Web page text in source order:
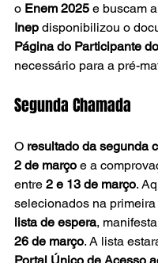
o Enem 2025 e buscam a
Inep disponibilizou o
Página do Participante
necessário para a pré-
Segunda Chamada
O resultado da segunda
2 de março e a
entre 2 e 13 de março.
selecionados na
lista de espera,
26 de março. A lista